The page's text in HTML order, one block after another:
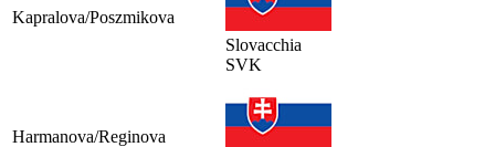
Kapralova/Poszmikova
Slovacchia
SVK
Harmanova/Reginova